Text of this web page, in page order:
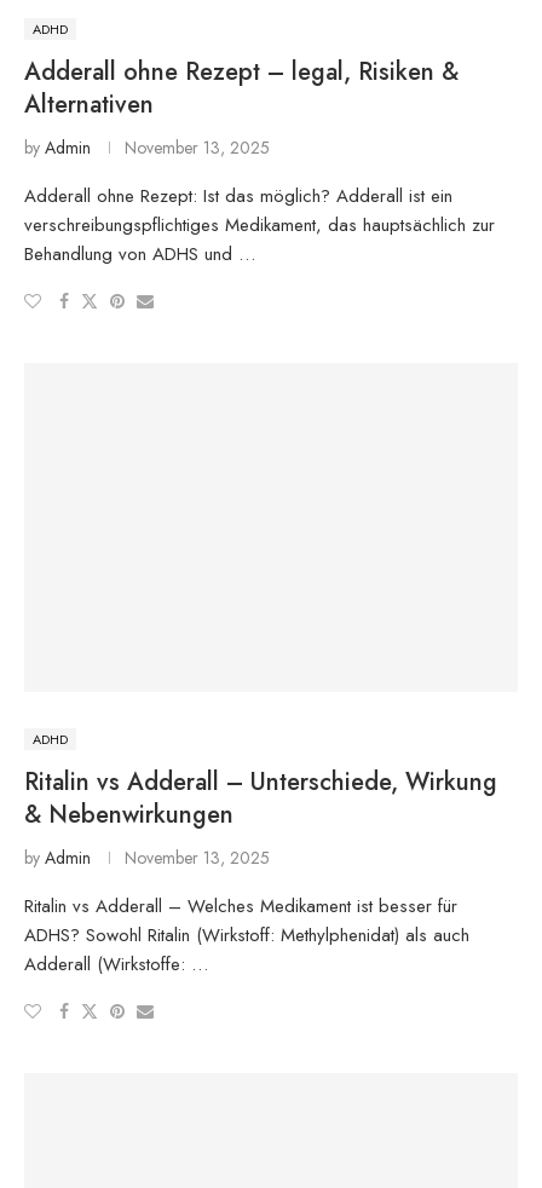
ADHD
Adderall ohne Rezept – legal, Risiken &
Alternativen
by Admin November 13, 2025
Adderall ohne Rezept: Ist das möglich? Adderall ist ein
verschreibungspflichtiges Medikament, das hauptsächlich zur
Behandlung von ADHS und …
ADHD
Ritalin vs Adderall – Unterschiede, Wirkung
& Nebenwirkungen
by Admin November 13, 2025
Ritalin vs Adderall – Welches Medikament ist besser für
ADHS? Sowohl Ritalin (Wirkstoff: Methylphenidat) als auch
Adderall (Wirkstoffe: …